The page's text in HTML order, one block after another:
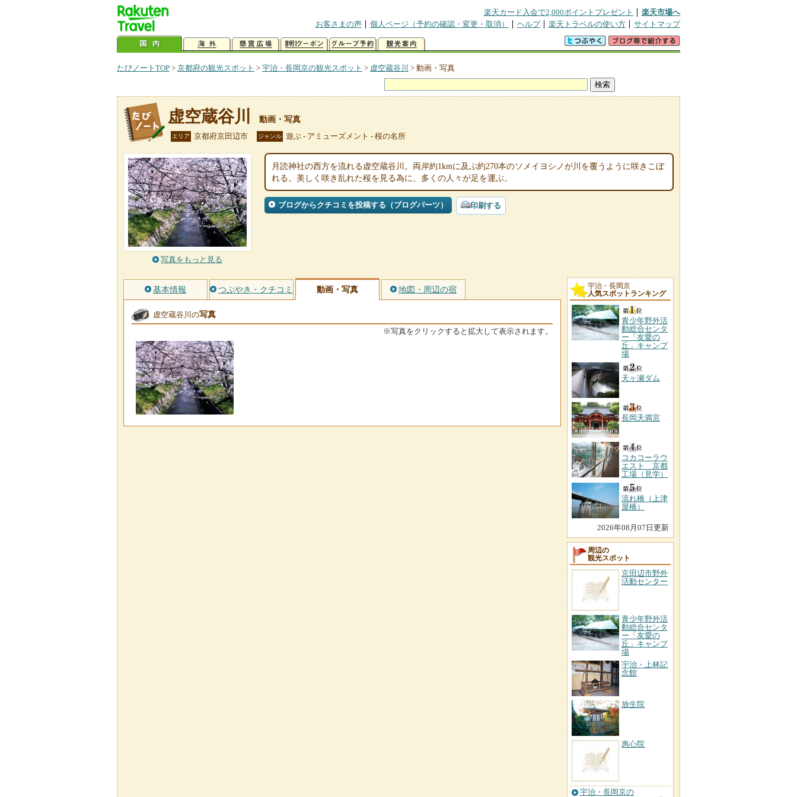
楽天カード入会で2,000ポイントプレゼント
楽天市場へ
お客さまの声
個人ページ（予約の確認・変更・取消） ヘルプ 楽天トラベルの使い方 サイトマップ
たびノートTOP > 京都府の観光スポット > 宇治・長岡京の観光スポット > 虚空蔵谷川 > 動画・写真
虚空蔵谷川 動画・写真
エリア 京都府京田辺市 ジャンル 遊ぶ - アミューズメント - 桜の名所
写真をもっと見る
月読神社の西方を流れる虚空蔵谷川。両岸約1kmに及ぶ約270本のソメイヨシノが川を覆うように咲きこぼ
れる。美しく咲き乱れた桜を見る為に、多くの人々が足を運ぶ。
ブログからクチコミを投稿する（ブログパーツ） 印刷する
基本情報 つぶやき・クチコミ 動画・写真 地図・周辺の宿
虚空蔵谷川の写真
※写真をクリックすると拡大して表示されます。
宇治・長岡京
人気スポットランキング
青少年野外活
動総合センタ
ー「友愛の
丘」キャンプ
場
天ヶ瀬ダム
長岡天満宮
コカコーラウ
エスト 京都
工場（見学）
流れ橋（上津
屋橋）
2026年08月07日更新
周辺の
観光スポット
京田辺市野外
活動センター
青少年野外活
動総合センタ
ー「友愛の
丘」キャンプ
場
宇治・上林記
念館
放生院
惠心院
宇治・長岡京の